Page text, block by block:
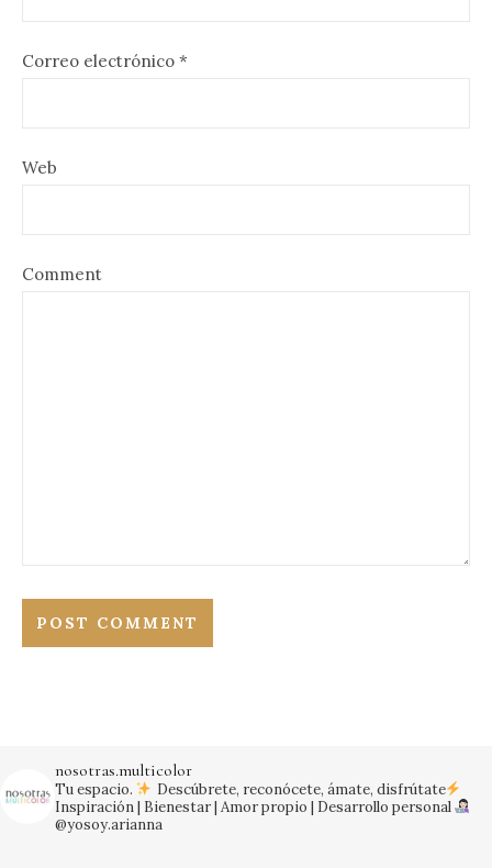
Correo electrónico *
Web
Comment
nosotras.multicolor
Tu espacio.
Descúbrete, reconócete, ámate, disfrútate
Inspiración | Bienestar | Amor propio | Desarrollo personal
@yosoy.arianna